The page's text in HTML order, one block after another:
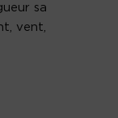
sa
vent,